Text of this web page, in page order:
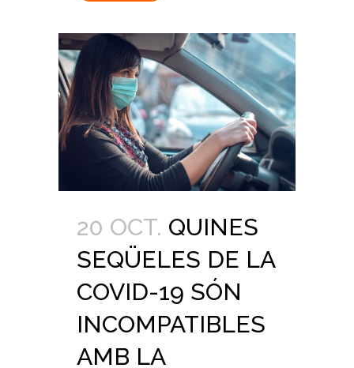
20 OCT. QUINES
SEQÜELES DE LA
COVID-19 SÓN
INCOMPATIBLES
AMB LA